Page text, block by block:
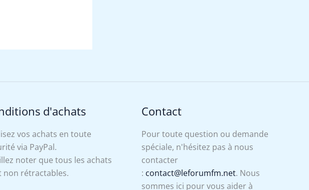
d'achats
vos achats en toute
via PayPal.
noter que tous les achats
non rétractables.
Contact
Pour toute question ou demande
spéciale, n'hésitez pas à nous
contacter
: contact@leforumfm.net. Nous
sommes ici pour vous aider à